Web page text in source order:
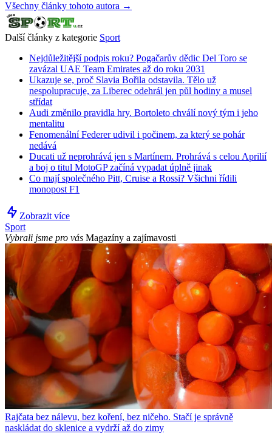
Všechny články tohoto autora →
Další články z kategorie Sport
Nejdůležitější podpis roku? Pogačarův dědic Del Toro se
zavázal UAE Team Emirates až do roku 2031
Ukazuje se, proč Slavia Bořila odstavila. Tělo už
nespolupracuje, za Liberec odehrál jen půl hodiny a musel
střídat
Audi změnilo pravidla hry. Bortoleto chválí nový tým i jeho
mentalitu
Fenomenální Federer udivil i počinem, za který se pohár
nedává
Ducati už neprohrává jen s Martínem. Prohrává s celou Aprilií
a boj o titul MotoGP začíná vypadat úplně jinak
Co mají společného Pitt, Cruise a Rossi? Všichni řídili
monopost F1
Zobrazit více
Sport
Vybrali jsme pro vás Magazíny a zajímavosti
Rajčata bez nálevu, bez koření, bez ničeho. Stačí je správně
naskládat do sklenice a vydrží až do zimy